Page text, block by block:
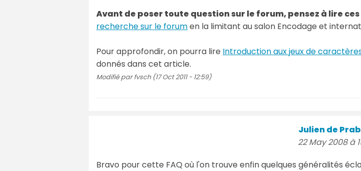
Avant de poser toute question sur le forum, pensez à lire
recherche sur le forumen la limitant au salon Encodage et
Pour approfondir, on pourra lire Introduction aux jeux de
donnés dans cet article.
Modifié par fvsch (17 Oct 2011 - 12:59)
Julien de
22 May 2008 à
Bravo pour cette FAQ où l'on trouve enfin quelques généralités